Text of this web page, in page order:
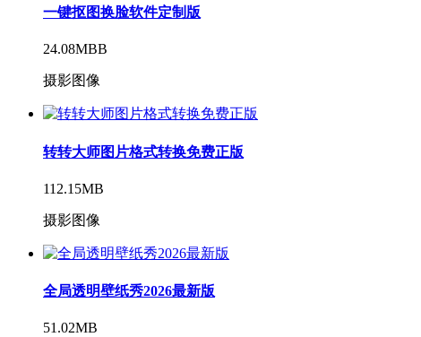
一键抠图换脸软件定制版
24.08MBB
摄影图像
转转大师图片格式转换免费正版
112.15MB
摄影图像
全局透明壁纸秀2026最新版
51.02MB